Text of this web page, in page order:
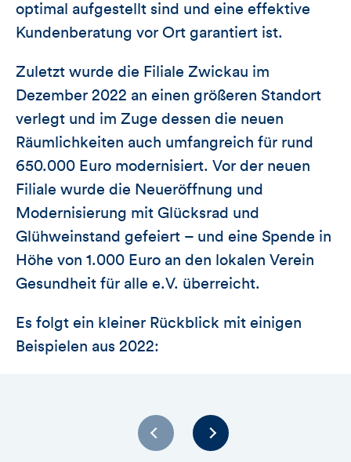
optimal aufgestellt sind und eine effektive
Kundenberatung vor Ort garantiert ist.
Zuletzt wurde die Filiale Zwickau im
Dezember 2022 an einen größeren Standort
verlegt und im Zuge dessen die neuen
Räumlichkeiten auch umfangreich für rund
650.000 Euro modernisiert. Vor der neuen
Filiale wurde die Neueröffnung und
Modernisierung mit Glücksrad und
Glühweinstand gefeiert – und eine Spende in
Höhe von 1.000 Euro an den lokalen Verein
Gesundheit für alle e.V. überreicht.
Es folgt ein kleiner Rückblick mit einigen
Beispielen aus 2022: